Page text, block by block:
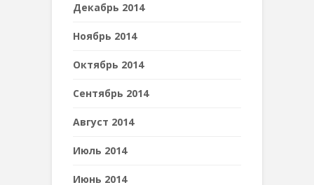
Декабрь 2014
Ноябрь 2014
Октябрь 2014
Сентябрь 2014
Август 2014
Июль 2014
Июнь 2014